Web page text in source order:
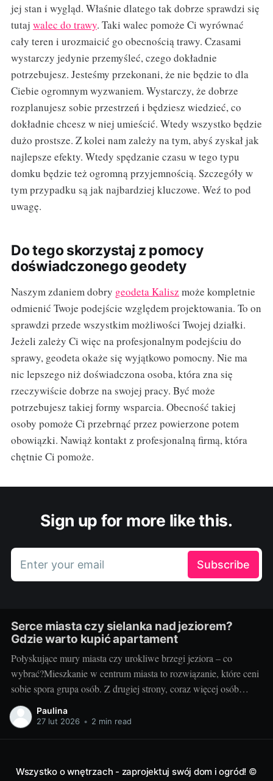
jej stan i wygląd. Właśnie dlatego tak dobrze sprawdzi się
tutaj walec do trawy. Taki walec pomoże Ci wyrównać
cały teren i urozmaicić go obecnością trawy. Czasami
wystarczy jedynie przemyśleć, czego dokładnie
potrzebujesz. Jesteśmy przekonani, że nie będzie to dla
Ciebie ogromnym wyzwaniem. Wystarczy, że dobrze
rozplanujesz sobie przestrzeń i będziesz wiedzieć, co
dokładnie chcesz w niej umieścić. Wtedy wszystko będzie
dużo prostsze. Z kolei nam zależy na tym, abyś zyskał jak
najlepsze efekty. Wtedy spędzanie czasu w tego typu
domku będzie też ogromną przyjemnością. Szczegóły w
tym przypadku są jak najbardziej kluczowe. Weź to pod
uwagę.
Do tego skorzystaj z pomocy
doświadczonego geodety
Naszym zdaniem dobry geodeta Kalisz może kompletnie
odmienić Twoje podejście względem projektowania. To on
sprawdzi przede wszystkim możliwości Twojej działki.
Jeżeli zależy Ci więc na profesjonalnym podejściu do
sprawy, geodeta okaże się wyjątkowo pomocny. Nie ma
nic lepszego niż doświadczona osoba, która zna się
rzeczywiście dobrze na swojej pracy. Być może
potrzebujesz takiej formy wsparcia. Obecność takiej
osoby pomoże Ci przebrnąć przez powierzone potem
obowiązki. Nawiąż kontakt z profesjonalną firmą, która
chętnie Ci pomoże.
Sign up for more like this.
Enter your email Subscribe
Serce miasta czy sielanka nad jeziorem?
Gdzie warto kupić apartament
Połyskujące mury miasta czy urokliwe brzegi jeziora – co
wybrać?Mieszkanie w centrum miasta to rozwiązanie, które ceni
sobie spora grupa osób. Z drugiej strony, coraz więcej osób
pragnie uciec od miejskiego zgiełku w stronę ciszy, spokoju i
bliskości z naturą, na przykład mieszkając nad jeziorem. Wiele
Paulina
27 lut 2026 • 2 min read
Wszystko o wnętrzach - zaprojektuj swój dom i ogród! ©